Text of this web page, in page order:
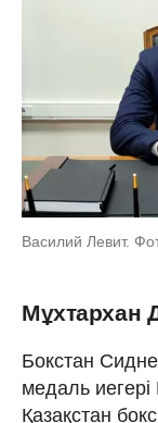
Василий Левит.
Мұхтархан
Бокстан
медаль
Қазақстан